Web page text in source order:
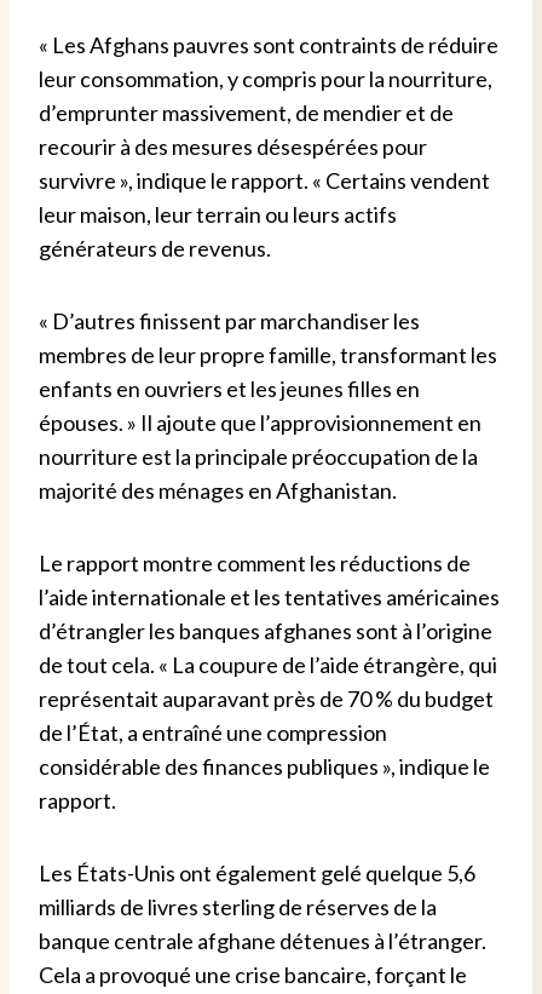
« Les Afghans pauvres sont contraints de réduire
leur consommation, y compris pour la nourriture,
d’emprunter massivement, de mendier et de
recourir à des mesures désespérées pour
survivre », indique le rapport. « Certains vendent
leur maison, leur terrain ou leurs actifs
générateurs de revenus.
« D’autres finissent par marchandiser les
membres de leur propre famille, transformant les
enfants en ouvriers et les jeunes filles en
épouses. » Il ajoute que l’approvisionnement en
nourriture est la principale préoccupation de la
majorité des ménages en Afghanistan.
Le rapport montre comment les réductions de
l’aide internationale et les tentatives américaines
d’étrangler les banques afghanes sont à l’origine
de tout cela. « La coupure de l’aide étrangère, qui
représentait auparavant près de 70 % du budget
de l’État, a entraîné une compression
considérable des finances publiques », indique le
rapport.
Les États-Unis ont également gelé quelque 5,6
milliards de livres sterling de réserves de la
banque centrale afghane détenues à l’étranger.
Cela a provoqué une crise bancaire, forçant le